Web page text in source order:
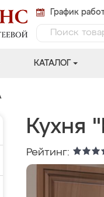
График
КАТАЛОГ
Кухня
Рейтинг: